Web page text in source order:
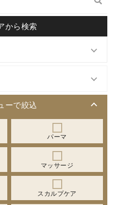
から検索
ーで絞込
パーマ
マッサージ
スカルプケア